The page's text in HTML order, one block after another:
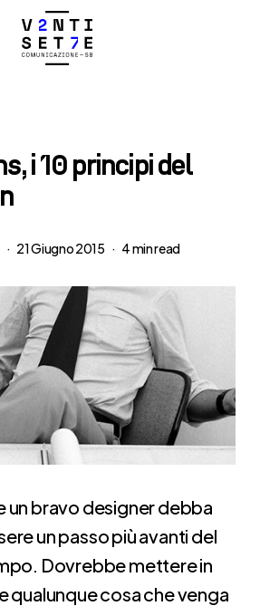
i 10 principi del
21 Giugno 2015 4 min read
un bravo designer debba
un passo più avanti del
Dovrebbe mettere in
qualunque cosa che venga